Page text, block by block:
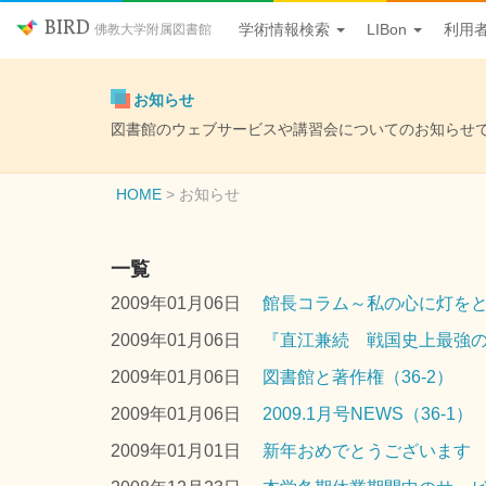
BIRD 佛教大学附属図書館 学術情報検索 LIBon 利用
お知らせ
図書館のウェブサービスや講習会についてのお知らせ
HOME お知らせ
一覧
2009年01月06日
館長コラム～私の心に灯を
2009年01月06日
『直江兼続 戦国史上最強
2009年01月06日
図書館と著作権（36-2）
2009年01月06日
2009.1月号NEWS（36-1）
2009年01月01日
新年おめでとうございます